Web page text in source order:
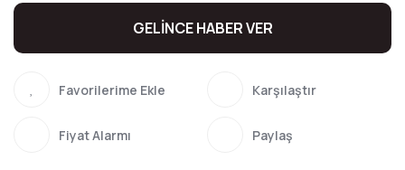
GELİNCE HABER VER
Karşılaştır
Fiyat Alarmı Paylaş